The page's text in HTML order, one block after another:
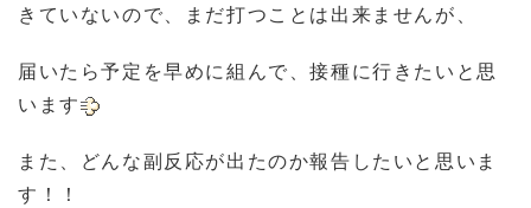
きていないので、まだ打つことは出来ませんが、
届いたら予定を早めに組んで、接種に行きたいと思
います
また、どんな副反応が出たのか報告したいと思いま
す！！